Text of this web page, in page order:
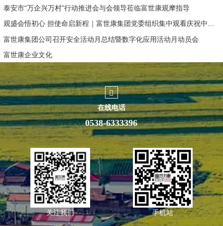
泰安市“万企兴万村”行动推进会与会领导莅临富世康观摩指导
观盛会悟初心 担使命启新程｜富世康集团党委组织集中观看庆祝中国共产党成立105周年大会直播
富世康集团公司召开安全活动月总结暨数字化应用活动月动员会
富世康企业文化
在线电话
0538-6333396
关注我们 手机站